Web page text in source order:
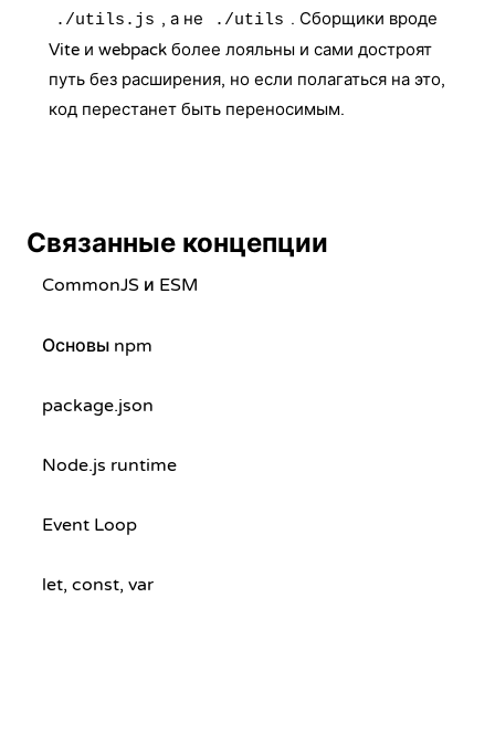
./utils.js , а не ./utils . Сборщики вроде
Vite и webpack более лояльны и сами достроят
путь без расширения, но если полагаться на это,
код перестанет быть переносимым.
Связанные концепции
CommonJS и ESM
Основы npm
package.json
Node.js runtime
Event Loop
let, const, var